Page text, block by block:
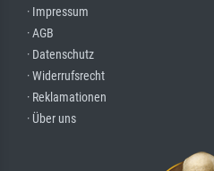
· Impressum
· AGB
· Datenschutz
· Widerrufsrecht
· Reklamationen
· Über uns